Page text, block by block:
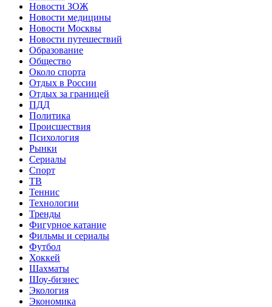
Новости ЗОЖ
Новости медицины
Новости Москвы
Новости путешествий
Образование
Общество
Около спорта
Отдых в России
Отдых за границей
ПДД
Политика
Происшествия
Психология
Рынки
Сериалы
Спорт
ТВ
Теннис
Технологии
Тренды
Фигурное катание
Фильмы и сериалы
Футбол
Хоккей
Шахматы
Шоу-бизнес
Экология
Экономика